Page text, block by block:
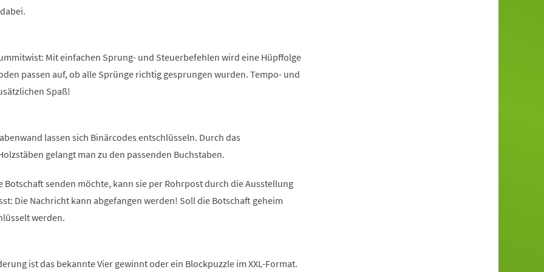
Mit einfachen Sprung- und Steuerbefehlen wird eine Hüpffolge
passen auf, ob alle Sprünge richtig gesprungen wurden. Tempo- und
Spaß!
lassen sich Binärcodes entschlüsseln. Durch das
gelangt man zu den passenden Buchstaben.
Botschaft senden möchte, kann sie per Rohrpost durch die Ausstellung
Die Nachricht kann abgefangen werden! Soll die Botschaft geheim
werden.
ist das bekannte Vier gewinnt oder ein Blockpuzzle im XXL-Format.